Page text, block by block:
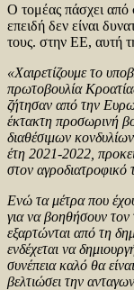
Ο τομέας πάσχει από
επειδή δεν είναι
τους. στην ΕΕ, αυτή
«Χαιρετίζουμε το
πρωτοβουλία
ζήτησαν από την
έκτακτη προσωρινή
διαθέσιμων
έτη 2021-2022,
στον αγροδιατροφικό
Ενώ τα μέτρα που
για να βοηθήσουν τον
εξαρτώνται από τη
ενδέχεται να
συνέπεια καλό θα
βελτιώσει την